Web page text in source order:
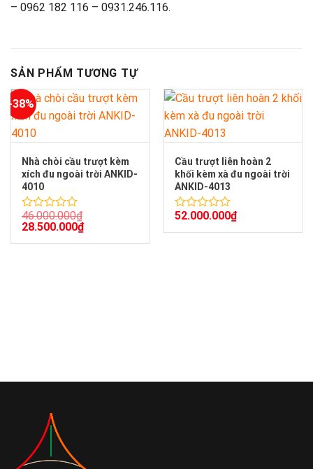
– 0962 182 116 – 0931.246.116.
SẢN PHẨM TƯƠNG TỰ
-38%
Nhà chòi cầu trượt kèm
xích đu ngoài trời ANKID-
4010
Được
xếp
46.000.000₫
28.500.000₫
Cầu trượt liên hoàn 2
khối kèm xà đu ngoài trời
ANKID-4013
Được
52.000.000₫